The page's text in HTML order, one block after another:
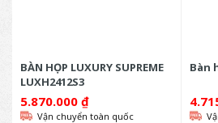
BÀN HỌP LUXURY SUPREME
LUXH2412S3
5.870.000 ₫
Vận chuyển toàn quốc
Bàn